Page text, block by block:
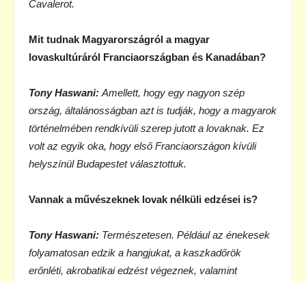
Cavalerot.
Mit tudnak Magyarországról a magyar
lovaskultúráról Franciaországban és Kanadában?
Tony Haswani: Amellett, hogy egy nagyon szép
ország, általánosságban azt is tudják, hogy a magyarok
történelmében rendkívüli szerep jutott a lovaknak. Ez
volt az egyik oka, hogy első Franciaországon kívüli
helyszínül Budapestet választottuk.
Vannak a művészeknek lovak nélküli edzései is?
Tony Haswani: Természetesen. Például az énekesek
folyamatosan edzik a hangjukat, a kaszkadőrök
erőnléti, akrobatikai edzést végeznek, valamint